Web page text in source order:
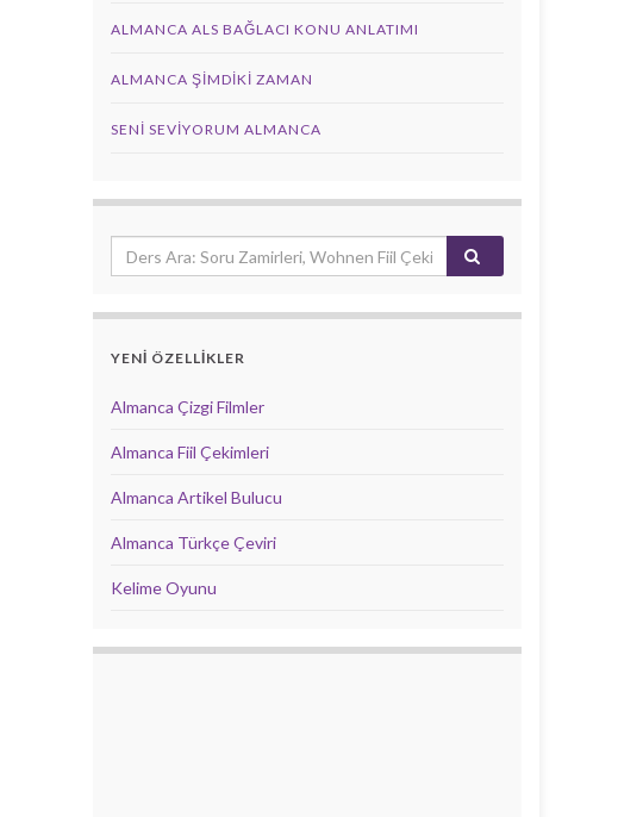
ALMANCA ALS BAĞLACI KONU ANLATIMI
ALMANCA ŞIMDIKI ZAMAN
SENI SEVIYORUM ALMANCA
YENİ ÖZELLİKLER
Almanca Çizgi Filmler
Almanca Fiil Çekimleri
Almanca Artikel Bulucu
Almanca Türkçe Çeviri
Kelime Oyunu